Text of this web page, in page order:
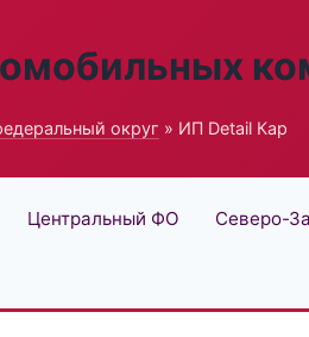
округ » ИП Detail Кар
Центральный ФО Северо-